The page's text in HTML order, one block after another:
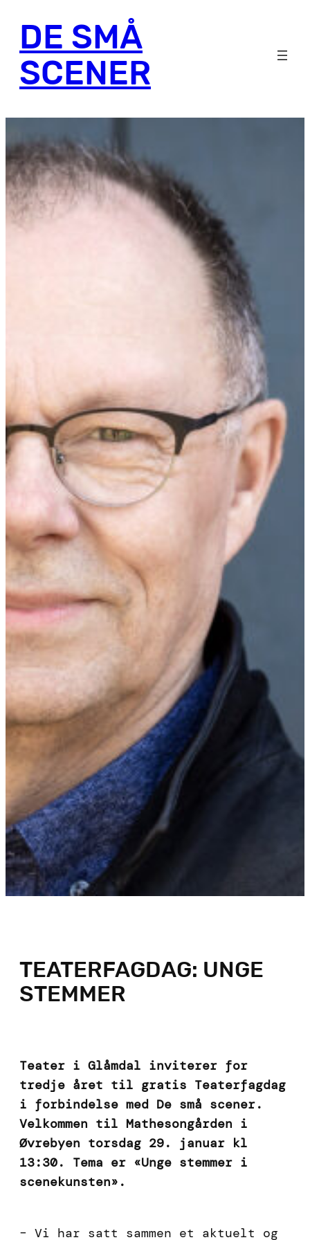
til
innhold
DE SMÅ
SCENER
TEATERFAGDAG: UNGE
STEMMER
Teater i Glåmdal inviterer for
tredje året til gratis Teaterfagdag
i forbindelse med De små scener.
Velkommen til Mathesongården i
Øvrebyen torsdag 29. januar kl
13:30.
Tema er «Unge stemmer i
scenekunsten».
– Vi har satt sammen et aktuelt og